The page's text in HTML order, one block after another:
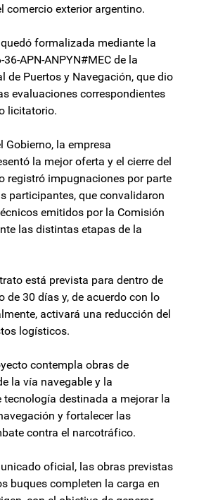
comercio exterior argentino.
formalizada mediante la
APN-ANPYN#MEC de la
de Puertos y Navegación, que dio
evaluaciones correspondientes
licitatorio.
Gobierno, la empresa
la mejor oferta y el cierre del
registró impugnaciones por parte
participantes, que convalidaron
emitidos por la Comisión
las distintas etapas de la
está prevista para dentro de
de 30 días y, de acuerdo con lo
activará una reducción del
logísticos.
contempla obras de
la vía navegable y la
tecnología destinada a mejorar la
y fortalecer las
contra el narcotráfico.
oficial, las obras previstas
buques completen la carga en